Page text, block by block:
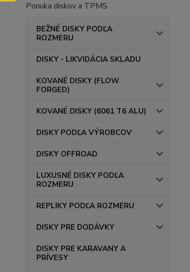
Ponuka diskov a TPMS
BEŽNÉ DISKY PODĽA
ROZMERU
DISKY - LIKVIDÁCIA SKLADU
KOVANÉ DISKY (FLOW
FORGED)
KOVANÉ DISKY (6061 T6 ALU)
DISKY PODĽA VÝROBCOV
DISKY OFFROAD
LUXUSNÉ DISKY PODĽA
ROZMERU
REPLIKY PODĽA ROZMERU
DISKY PRE DODÁVKY
DISKY PRE KARAVANY A
PRÍVESY